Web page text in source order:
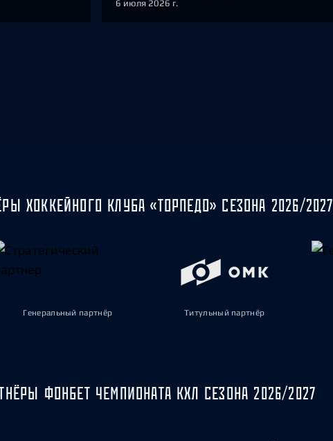
6 июля 2026 г.
ХОККЕЙНОГО КЛУБА «ТОРПЕДО» СЕЗОНА 2026/2027
Генеральный партнёр Титульный партнёр
ФОНБЕТ ЧЕМПИОНАТА КХЛ СЕЗОНА 2026/2027